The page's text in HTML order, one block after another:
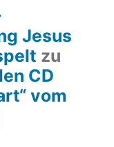
Jesus
zu
CD
vom